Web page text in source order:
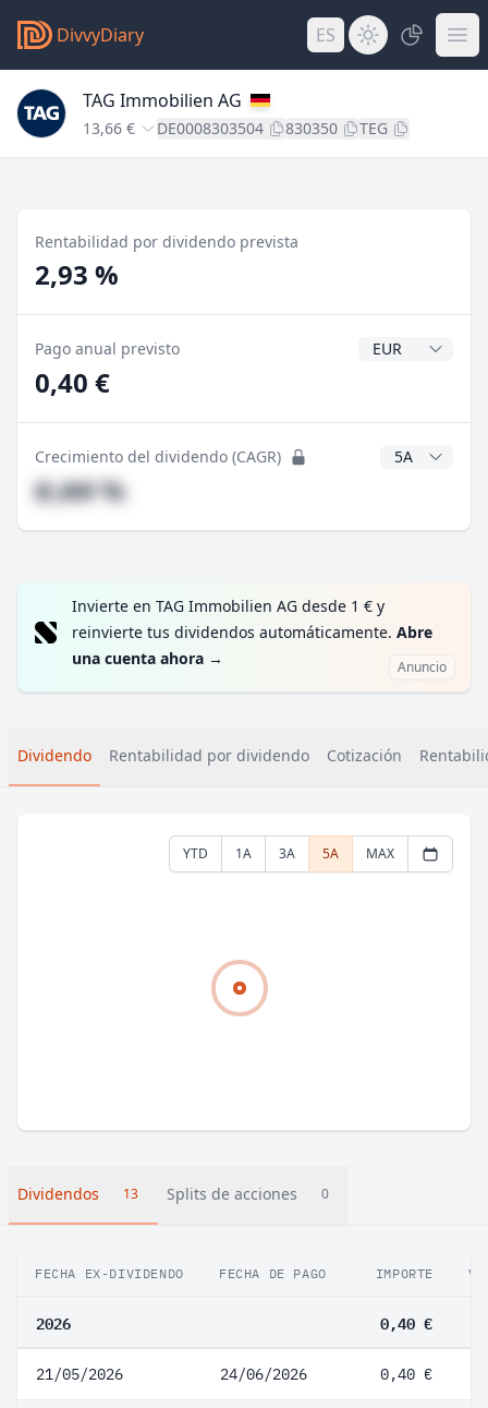
DivvyDiary ES
TAG Immobilien AG
13,66 € DE0008303504 830350 TEG
Rentabilidad por dividendo prevista
2,93 %
Pago anual previsto Divisa del
0,40 €
Crecimiento del dividendo (CAGR) Años CAGR
#,## %
Invierte en TAG Immobilien AG desde 1 € y
reinvierte tus dividendos automáticamente. Abre
una cuenta ahora → Anuncio
Dividendo Rentabilidad por dividendo Cotización
YTD 1A 3A 5A MAX
Dividendos 13 Splits de acciones 0
FECHA EX-DIVIDENDO FECHA DE PAGO IMPORTE
2026 0,40 €
21/05/2026 24/06/2026 0,40 €